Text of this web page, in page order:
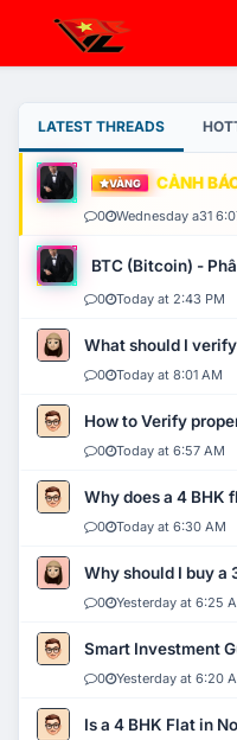
LATEST THREADS
VÀNG CẢNH
0 Wednesday a31
BTC (Bitcoin) -
0 Today at 2:43 PM
What should I
0 Today at 8:01 AM
How to Verify
0 Today at 6:57 AM
Why does a 4 BHK
0 Today at 6:30 AM
Why should I buy a
0 Yesterday at 6:25
Smart Investment
0 Yesterday at 6:20
Is a 4 BHK Flat in